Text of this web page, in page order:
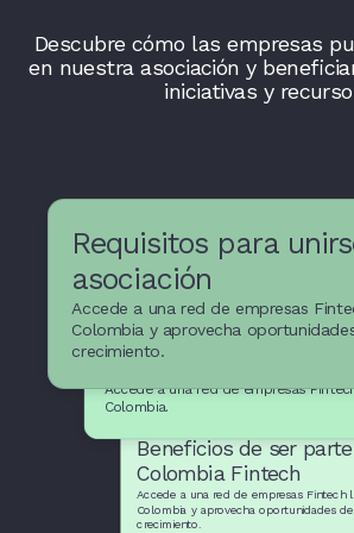
Descubre cómo las empresas
en nuestra asociación y
iniciativas y
Beneficios de ser
Colombia Fintech
Accede a una red de empresas Fintech
Colombia y aprovecha oportunidades
crecimiento.
Requisitos para
asociación
Accede a una red de empresas
Colombia y aprovecha
crecimiento.
Recursos y apoyo
empresas Fintech
Accede a una red de empresas
Colombia.